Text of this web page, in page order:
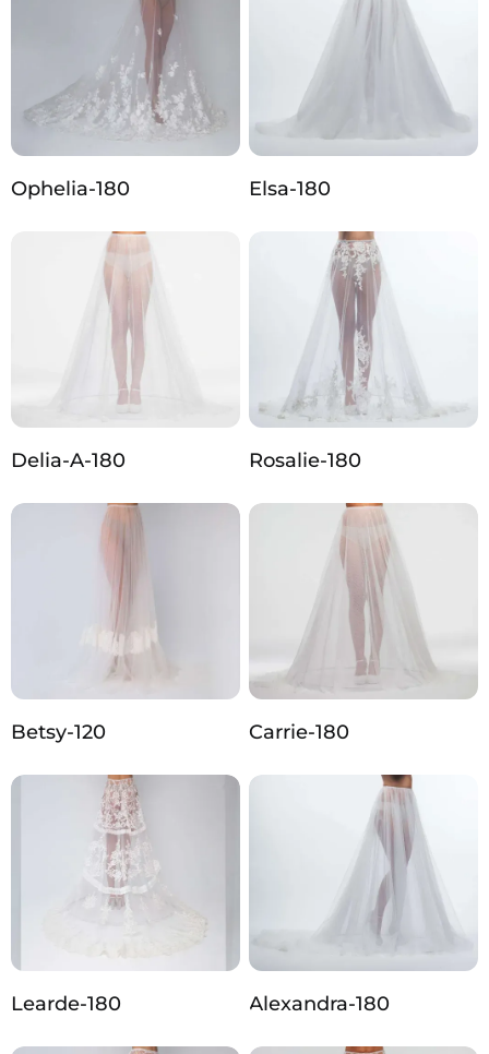
Ophelia-180 Elsa-180
Delia-A-180 Rosalie-180
Betsy-120 Carrie-180
Learde-180 Alexandra-180